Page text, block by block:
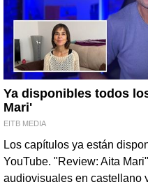
Ya disponibles todos
Mari'
EITB MEDIA
Los capítulos ya están
YouTube. "Review: Aita
audiovisuales en castellano